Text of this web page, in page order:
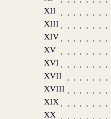
XII
XIII
XIV
XV
XVI
XVII
XVIII
XIX
XX